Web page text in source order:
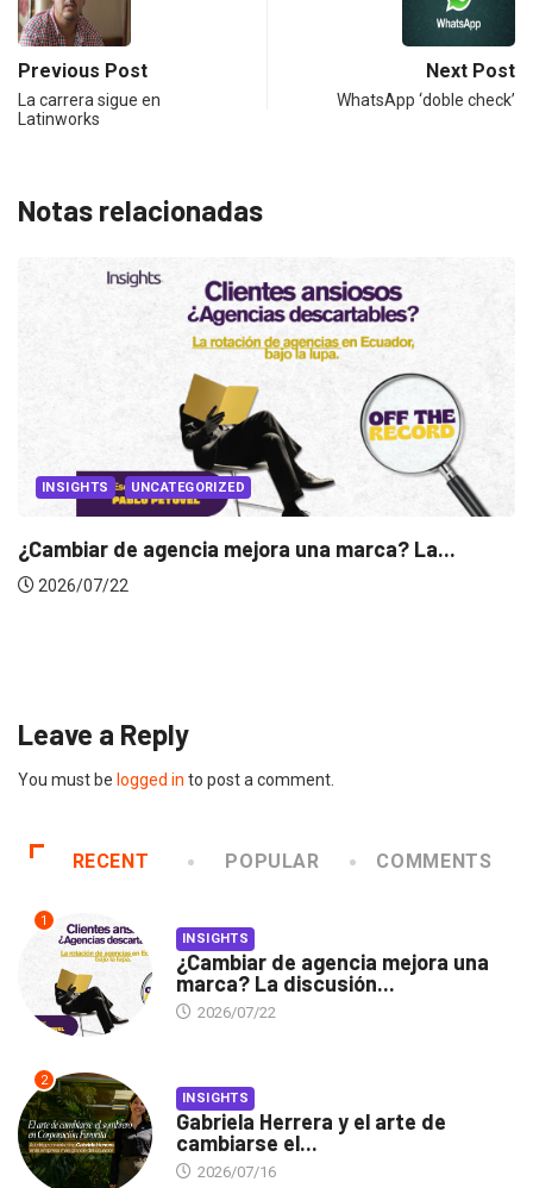
Previous Post
La carrera sigue en
Latinworks
Next Post
WhatsApp ‘doble check’
Notas relacionadas
INSIGHTS
Leave a Reply
You must be logged in to post a comment.
RECENT POPULAR COMMENTS
1
INSIGHTS
¿Cambiar de agencia mejora una
marca? La discusión...
2026/07/22
2
INSIGHTS
Gabriela Herrera y el arte de
cambiarse el...
2026/07/16